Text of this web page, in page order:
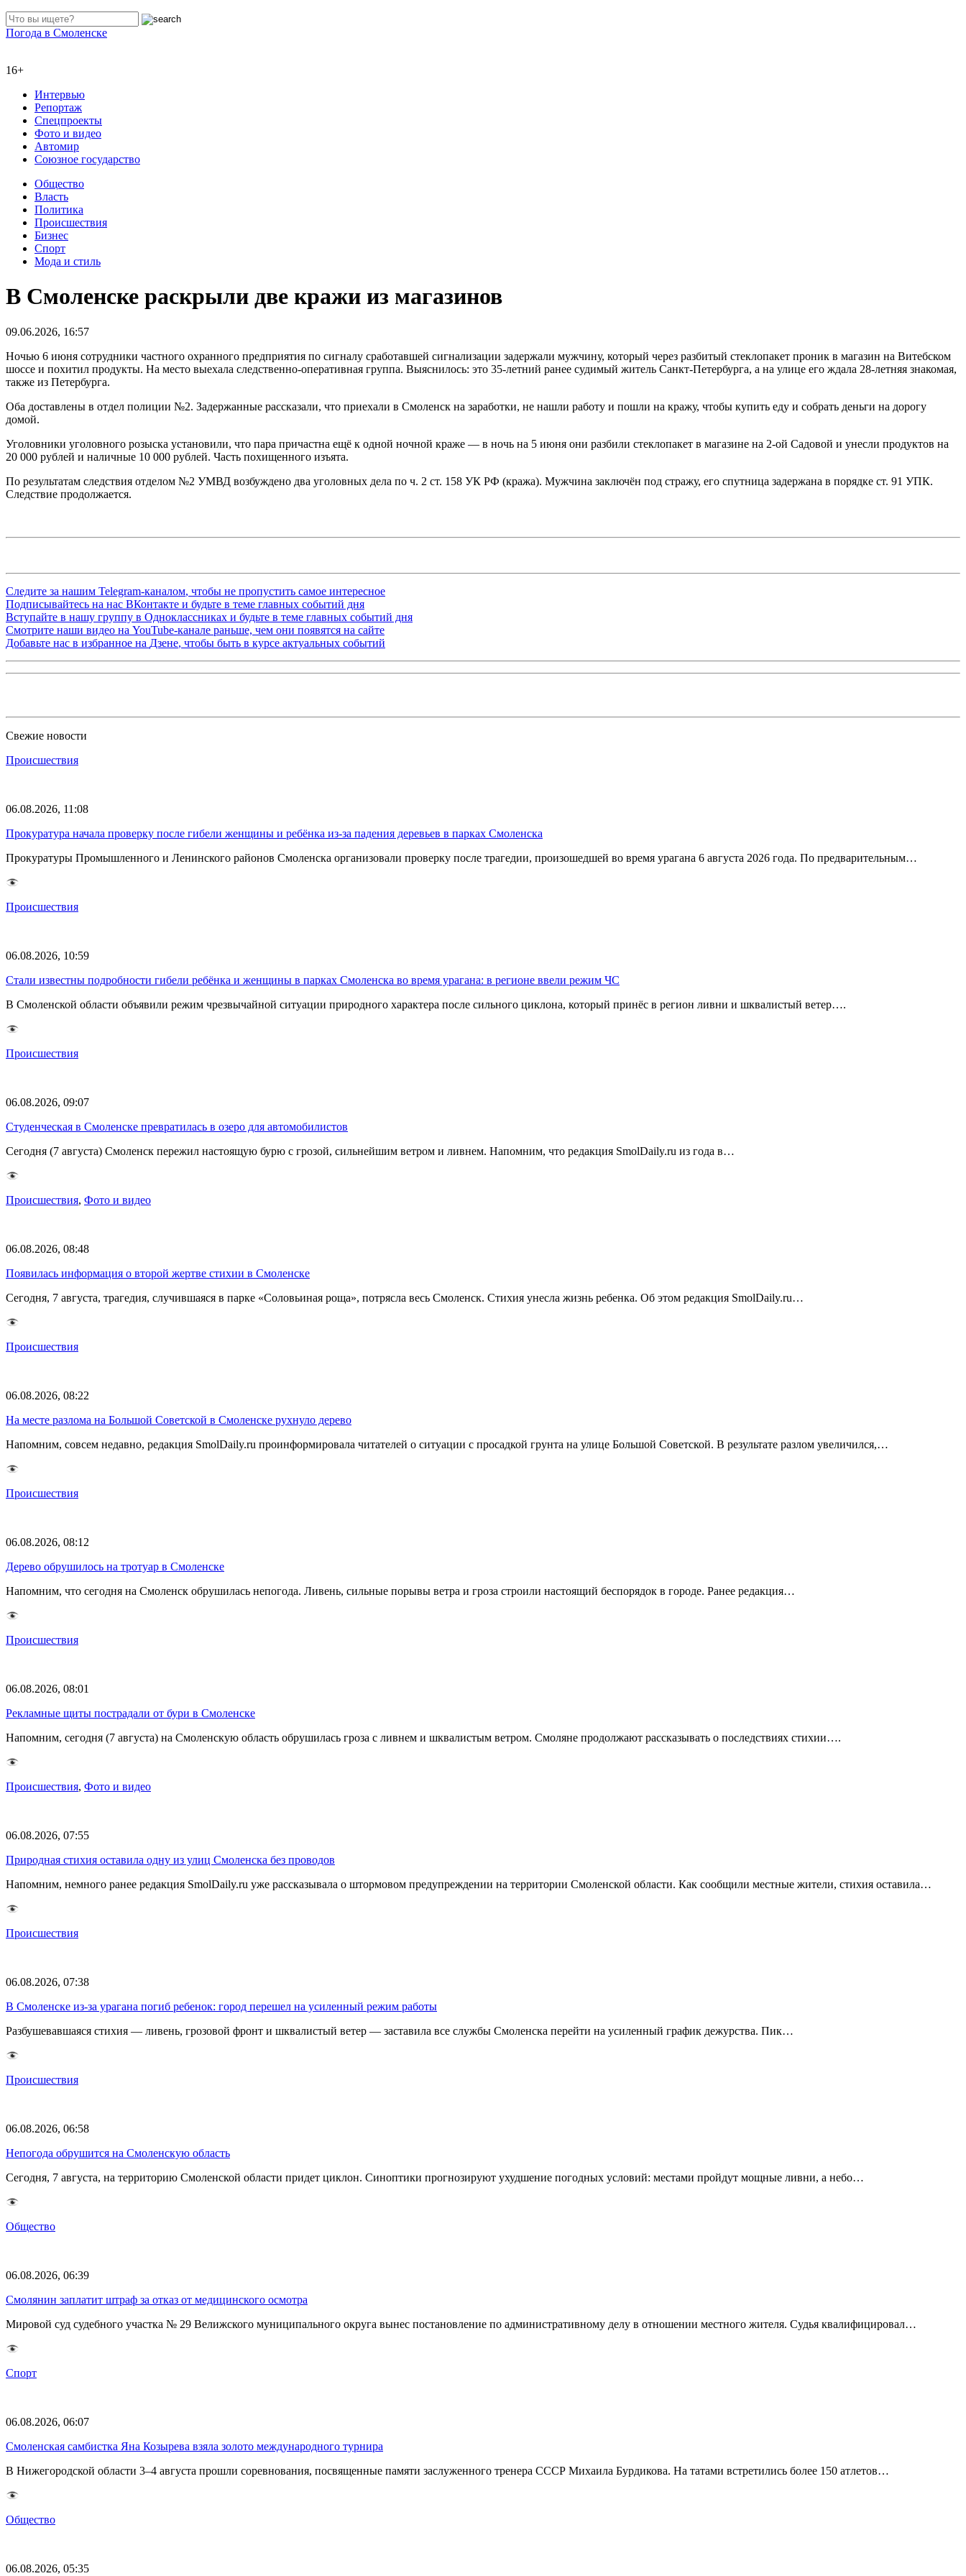
Погода в Смоленске
16+
Интервью
Репортаж
Спецпроекты
Фото и видео
Автомир
Союзное государство
Общество
Власть
Политика
Происшествия
Бизнес
Спорт
Мода и стиль
В Смоленске раскрыли две кражи из магазинов
09.06.2026, 16:57
Ночью 6 июня сотрудники частного охранного предприятия по сигналу сработавшей сигнализации задержали мужчину, который через разбитый стеклопакет проник в магазин на Витебском
шоссе и похитил продукты. На место выехала следственно‑оперативная группа. Выяснилось: это 35‑летний ранее судимый житель Санкт‑Петербурга, а на улице его ждала 28‑летняя знакомая,
также из Петербурга.
Оба доставлены в отдел полиции №2. Задержанные рассказали, что приехали в Смоленск на заработки, не нашли работу и пошли на кражу, чтобы купить еду и собрать деньги на дорогу
домой.
Уголовники уголовного розыска установили, что пара причастна ещё к одной ночной краже — в ночь на 5 июня они разбили стеклопакет в магазине на 2‑ой Садовой и унесли продуктов на
20 000 рублей и наличные 10 000 рублей. Часть похищенного изъята.
По результатам следствия отделом №2 УМВД возбуждено два уголовных дела по ч. 2 ст. 158 УК РФ (кража). Мужчина заключён под стражу, его спутница задержана в порядке ст. 91 УПК.
Следствие продолжается.
Следите за нашим Telegram-каналом, чтобы не пропустить самое интересное
Подписывайтесь на нас ВКонтакте и будьте в теме главных событий дня
Вступайте в нашу группу в Одноклассниках и будьте в теме главных событий дня
Смотрите наши видео на YouTube-канале раньше, чем они появятся на сайте
Добавьте нас в избранное на Дзене, чтобы быть в курсе актуальных событий
Свежие новости
Происшествия
06.08.2026, 11:08
Прокуратура начала проверку после гибели женщины и ребёнка из-за падения деревьев в парках Смоленска
Прокуратуры Промышленного и Ленинского районов Смоленска организовали проверку после трагедии, произошедшей во время урагана 6 августа 2026 года. По предварительным…
Происшествия
06.08.2026, 10:59
Стали известны подробности гибели ребёнка и женщины в парках Смоленска во время урагана: в регионе ввели режим ЧС
В Смоленской области объявили режим чрезвычайной ситуации природного характера после сильного циклона, который принёс в регион ливни и шквалистый ветер….
Происшествия
06.08.2026, 09:07
Студенческая в Смоленске превратилась в озеро для автомобилистов
Сегодня (7 августа) Смоленск пережил настоящую бурю с грозой, сильнейшим ветром и ливнем. Напомним, что редакция SmolDaily.ru из года в…
Происшествия, Фото и видео
06.08.2026, 08:48
Появилась информация о второй жертве стихии в Смоленске
Сегодня, 7 августа, трагедия, случившаяся в парке «Соловьиная роща», потрясла весь Смоленск. Стихия унесла жизнь ребенка. Об этом редакция SmolDaily.ru…
Происшествия
06.08.2026, 08:22
На месте разлома на Большой Советской в Смоленске рухнуло дерево
Напомним, совсем недавно, редакция SmolDaily.ru проинформировала читателей о ситуации с просадкой грунта на улице Большой Советской. В результате разлом увеличился,…
Происшествия
06.08.2026, 08:12
Дерево обрушилось на тротуар в Смоленске
Напомним, что сегодня на Смоленск обрушилась непогода. Ливень, сильные порывы ветра и гроза строили настоящий беспорядок в городе. Ранее редакция…
Происшествия
06.08.2026, 08:01
Рекламные щиты пострадали от бури в Смоленске
Напомним, сегодня (7 августа) на Смоленскую область обрушилась гроза с ливнем и шквалистым ветром. Смоляне продолжают рассказывать о последствиях стихии….
Происшествия, Фото и видео
06.08.2026, 07:55
Природная стихия оставила одну из улиц Смоленска без проводов
Напомним, немного ранее редакция SmolDaily.ru уже рассказывала о штормовом предупреждении на территории Смоленской области. Как сообщили местные жители, стихия оставила…
Происшествия
06.08.2026, 07:38
В Смоленске из-за урагана погиб ребенок: город перешел на усиленный режим работы
Разбушевавшаяся стихия — ливень, грозовой фронт и шквалистый ветер — заставила все службы Смоленска перейти на усиленный график дежурства. Пик…
Происшествия
06.08.2026, 06:58
Непогода обрушится на Смоленскую область
Сегодня, 7 августа, на территорию Смоленской области придет циклон. Синоптики прогнозируют ухудшение погодных условий: местами пройдут мощные ливни, а небо…
Общество
06.08.2026, 06:39
Смолянин заплатит штраф за отказ от медицинского осмотра
Мировой суд судебного участка № 29 Велижского муниципального округа вынес постановление по административному делу в отношении местного жителя. Судья квалифицировал…
Спорт
06.08.2026, 06:07
Смоленская самбистка Яна Козырева взяла золото международного турнира
В Нижегородской области 3–4 августа прошли соревнования, посвященные памяти заслуженного тренера СССР Михаила Бурдикова. На татами встретились более 150 атлетов…
Общество
06.08.2026, 05:35